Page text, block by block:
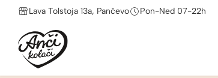
Lava Tolstoja 13a, Pančevo Pon-Ned 07-22h